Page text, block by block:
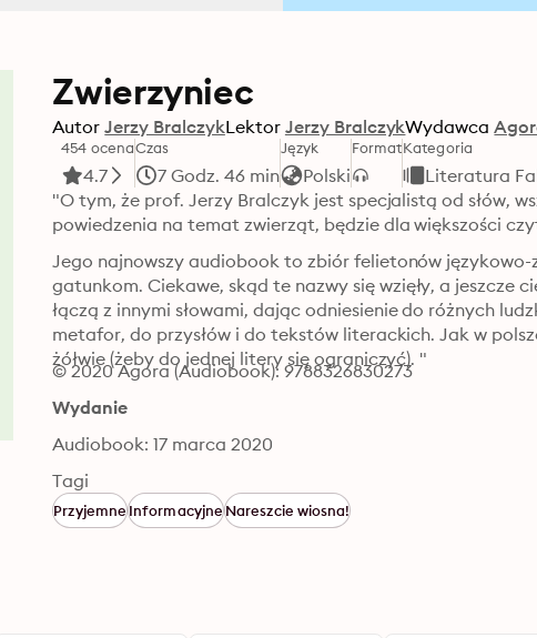
Zwierzyniec
Autor Jerzy BralczykLektor Jerzy BralczykWydawca
454 ocena
4.7
Czas
7 Godz. 46 min
Język
Polski
FormatKategoria
Literatura
"O tym, że prof. Jerzy Bralczyk jest specjalistą od słów,
powiedzenia na temat zwierząt, będzie dla większości
Jego najnowszy audiobook to zbiór felietonów
gatunkom. Ciekawe, skąd te nazwy się wzięły, a jeszcze
łączą z innymi słowami, dając odniesienie do różnych
metafor, do przysłów i do tekstów literackich. Jak w
żółwie (żeby do jednej litery się ograniczyć). "
© 2020 Agora (Audiobook): 9788326830273
Wydanie
Audiobook: 17 marca 2020
Tagi
PrzyjemneInformacyjneNareszcie wiosna!